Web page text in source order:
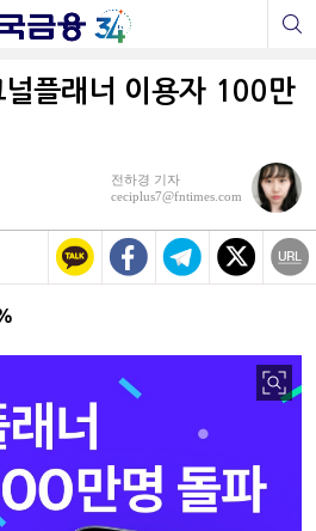
플래너 이용자 100만
전하경 기자
ceciplus7@fntimes.com